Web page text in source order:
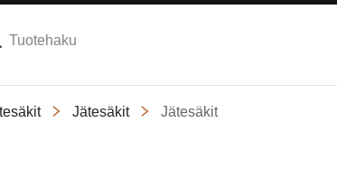
Jätesäkit Jätesäkit